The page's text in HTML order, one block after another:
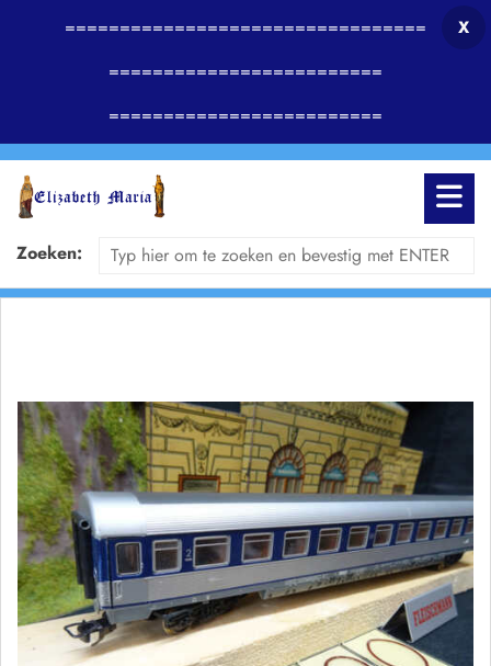
=================================
=========================
=========================
X
Zoeken: